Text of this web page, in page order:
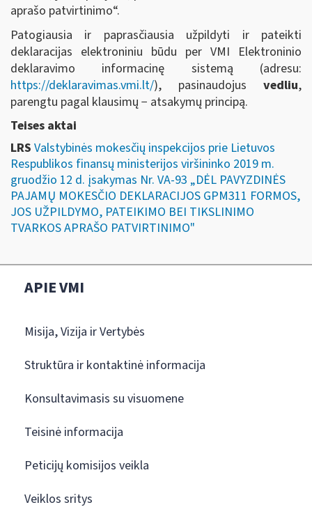
aprašo patvirtinimo“.
Patogiausia ir paprasčiausia užpildyti ir pateikti
deklaracijas elektroniniu būdu per VMI Elektroninio
deklaravimo informacinę sistemą (adresu:
https://deklaravimas.vmi.lt/), pasinaudojus vedliu,
parengtu pagal klausimų − atsakymų principą.
Teises aktai
LRS Valstybinės mokesčių inspekcijos prie Lietuvos
Respublikos finansų ministerijos viršininko 2019 m.
gruodžio 12 d. įsakymas Nr. VA-93 „DĖL PAVYZDINĖS
PAJAMŲ MOKESČIO DEKLARACIJOS GPM311 FORMOS,
JOS UŽPILDYMO, PATEIKIMO BEI TIKSLINIMO
TVARKOS APRAŠO PATVIRTINIMO"
APIE VMI
Misija, Vizija ir Vertybės
Struktūra ir kontaktinė informacija
Konsultavimasis su visuomene
Teisinė informacija
Peticijų komisijos veikla
Veiklos sritys